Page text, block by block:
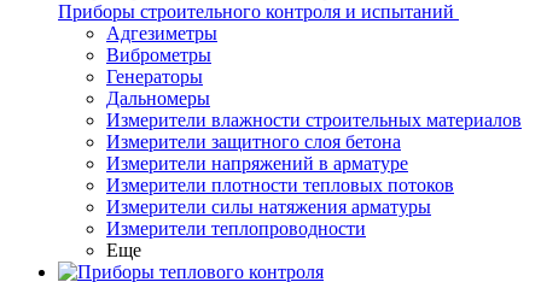
Приборы строительного контроля и испытаний
Адгезиметры
Виброметры
Генераторы
Дальномеры
Измерители влажности строительных материалов
Измерители защитного слоя бетона
Измерители напряжений в арматуре
Измерители плотности тепловых потоков
Измерители силы натяжения арматуры
Измерители теплопроводности
Еще